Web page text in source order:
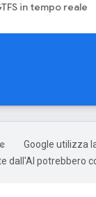
in tempo reale
Google utilizza
dall'AI potrebbero